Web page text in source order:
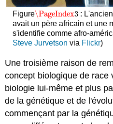
Figure\PageIndex3
\PageIndex3 :
avait un père africain et une
s'identifie comme afro-
Steve Jurvetson via Flickr)
Une troisième raison de
concept biologique de race
biologie lui-même et plus
de la génétique et de
commençant par la